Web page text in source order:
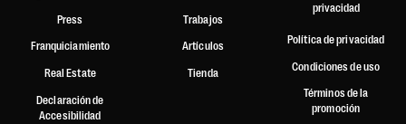
Press
Franquiciamiento
Real Estate
Declaración de
Accesibilidad
Trabajos
Artículos
Tienda
privacidad
Política de privacidad
Condiciones de uso
Términos de la
promoción